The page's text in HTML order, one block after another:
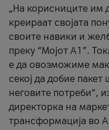
„На корисниците им
креираат својата
своите навики и
преку “Мојот А1”.
е да овозможиме
секој да добие
неговите потреби“,
директорка на
трансформација во